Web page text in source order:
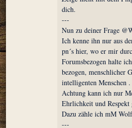
dich.
---
Nun zu deiner Frage
Ich kenne ihn nur aus
pn´s hier, wo er mir
Forumsbezogen halte
bezogen, menschlicher
intelligenten Menschen .
Achtung kann ich nur
Ehrlichkeit und Respekt
Dazu zähle ich mM
---